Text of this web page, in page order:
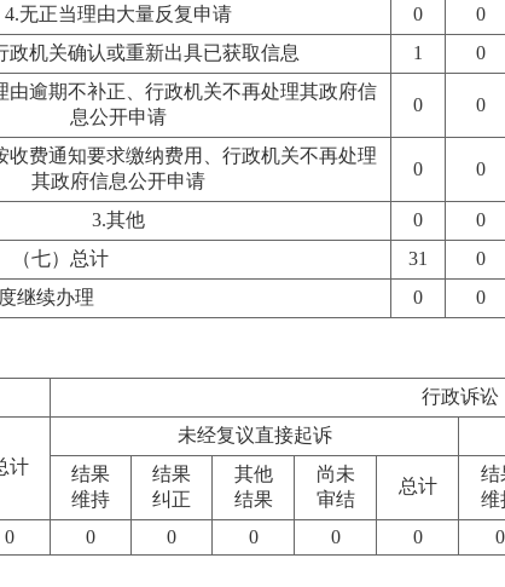
4.无正当理由大量反复申请
0 0
政机关确认或重新出具已获取信息
1 0
由逾期不补正、行政机关不再处理其政府信
息公开申请
0 0
收费通知要求缴纳费用、行政机关不再处理
其政府信息公开申请
0 0
3.其他 0 0
（七）总计
31 0
继续办理
0 0
行政诉讼
计
未经复议直接起诉
结果
维持
结果
纠正
其他
结果
尚未
审结
总计
结
维
0 0 0 0 0 0 0